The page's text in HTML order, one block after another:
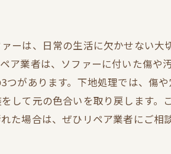
ーは、日常の生活に欠かせない
ア業者は、ソファーに付いた傷や
があります。下地処理では、傷
して元の色合いを取り戻します。
た場合は、ぜひリペア業者にご